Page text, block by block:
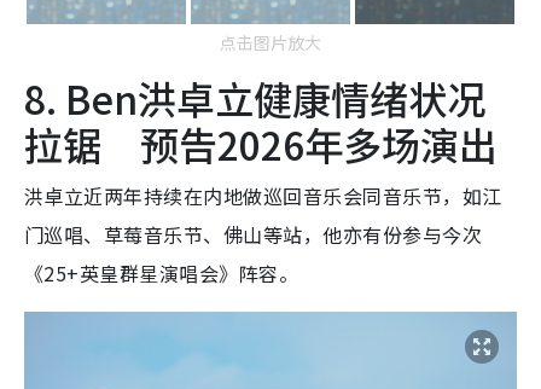
点击图片放大
8. Ben洪卓立健康情绪状况
拉锯 预告2026年多场演出
洪卓立近两年持续在内地做巡回音乐会同音乐节，如江
门巡唱、草莓音乐节、佛山等站，他亦有份参与今次
《25+英皇群星演唱会》阵容。